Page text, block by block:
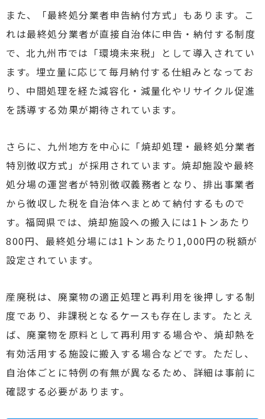
また、「最終処分業者申告納付方式」もあります。こ
れは最終処分業者が直接自治体に申告・納付する制度
で、北九州市では「環境未来税」として導入されてい
ます。埋立量に応じて毎月納付する仕組みとなってお
り、中間処理を経た減容化・減量化やリサイクル促進
を誘導する効果が期待されています。
さらに、九州地方を中心に「焼却処理・最終処分業者
特別徴収方式」が採用されています。焼却施設や最終
処分場の運営者が特別徴収義務者となり、排出事業者
から徴収した税を自治体へまとめて納付するもので
す。福岡県では、焼却施設への搬入には1トンあたり
800円、最終処分場には1トンあたり1,000円の税額が
設定されています。
産廃税は、廃棄物の適正処理と再利用を後押しする制
度であり、非課税となるケースも存在します。たとえ
ば、廃棄物を原料として再利用する場合や、焼却熱を
有効活用する施設に搬入する場合などです。ただし、
自治体ごとに特例の有無が異なるため、詳細は事前に
確認する必要があります。